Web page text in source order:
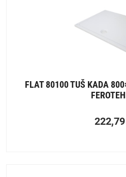
FLAT 80100 TUŠ KADA
222,79